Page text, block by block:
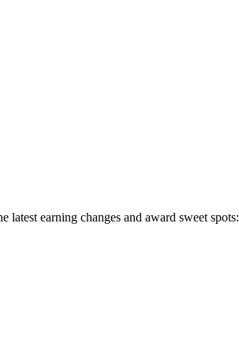
earning changes and award sweet spots: